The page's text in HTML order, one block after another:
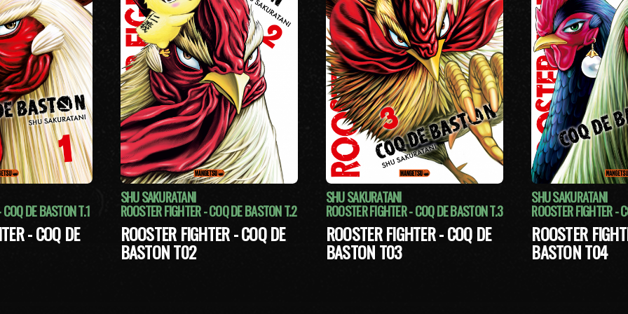
DE BASTON T.1
- COQ DE
SHU SAKURATANI
ROOSTER FIGHTER - COQ DE BASTON T.2
ROOSTER FIGHTER - COQ DE
BASTON T02
SHU SAKURATANI
ROOSTER FIGHTER - COQ DE BASTON T.3
ROOSTER FIGHTER - COQ DE
BASTON T03
SHU SAKURATANI
ROOSTER FIGHTER -
ROOSTER
BASTON T04